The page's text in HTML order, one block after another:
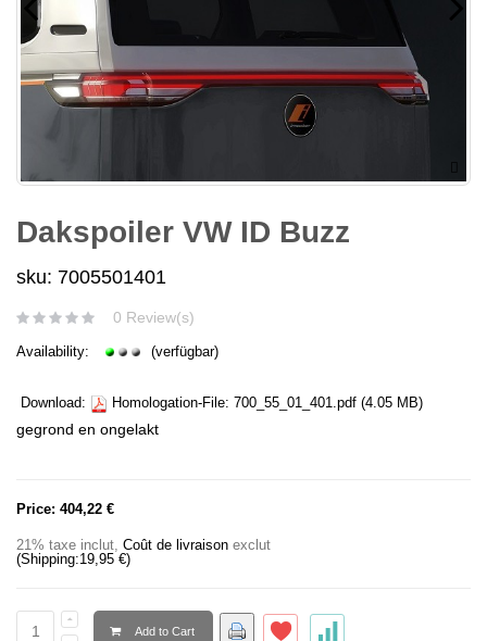
Dakspoiler VW ID Buzz
sku: 7005501401
0 Review(s)
Availability: (verfügbar)
Download: Homologation-File: 700_55_01_401.pdf (4.05 MB)
gegrond en ongelakt
Price: 404,22 €
21% taxe inclut, Coût de livraison exclut
(Shipping:19,95 €)
Add to Cart